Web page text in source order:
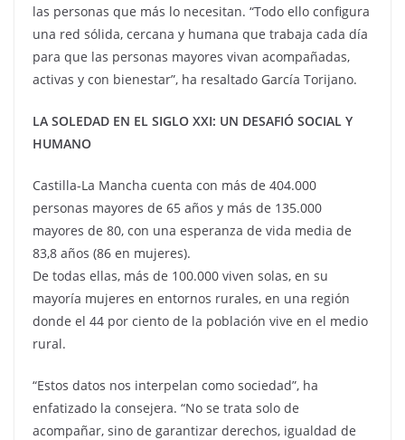
las personas que más lo necesitan. “Todo ello configura
una red sólida, cercana y humana que trabaja cada día
para que las personas mayores vivan acompañadas,
activas y con bienestar”, ha resaltado García Torijano.
LA SOLEDAD EN EL SIGLO XXI: UN DESAFIÓ SOCIAL Y
HUMANO
Castilla-La Mancha cuenta con más de 404.000
personas mayores de 65 años y más de 135.000
mayores de 80, con una esperanza de vida media de
83,8 años (86 en mujeres).
De todas ellas, más de 100.000 viven solas, en su
mayoría mujeres en entornos rurales, en una región
donde el 44 por ciento de la población vive en el medio
rural.
“Estos datos nos interpelan como sociedad”, ha
enfatizado la consejera. “No se trata solo de
acompañar, sino de garantizar derechos, igualdad de